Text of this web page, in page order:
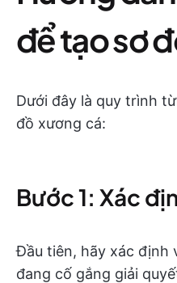
để tạo sơ
Dưới đây là quy trình
đồ xương cá:
Bước 1: Xác
Đầu tiên, hãy xác định
đang cố gắng giải